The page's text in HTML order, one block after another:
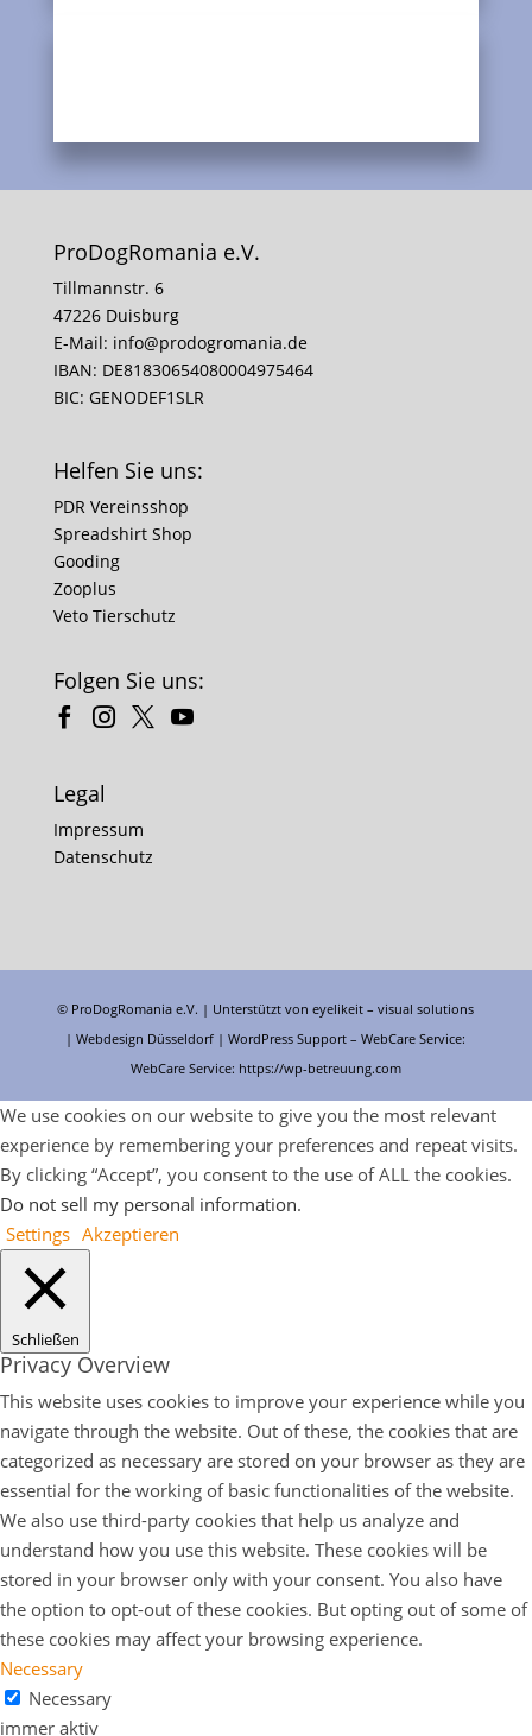
ProDogRomania e.V.
Tillmannstr. 6
47226 Duisburg
E-Mail: info@prodogromania.de
IBAN: DE81830654080004975464
BIC: GENODEF1SLR
Helfen Sie uns:
PDR Vereinsshop
Spreadshirt Shop
Gooding
Zooplus
Veto Tierschutz
Folgen Sie uns:
Legal
Impressum
Datenschutz
© ProDogRomania e.V. | Unterstützt voneyelikeit – visual solutions
| Webdesign Düsseldorf |WordPress Support – WebCare Service:
WebCare Service: https://wp-betreuung.com
We use cookies on our website to give you the most relevant
experience by remembering your preferences and repeat visits.
By clicking “Accept”, you consent to the use of ALL the cookies.
Do not sell my personal information.
Settings Akzeptieren
Schließen
Privacy Overview
This website uses cookies to improve your experience while you
navigate through the website. Out of these, the cookies that are
categorized as necessary are stored on your browser as they are
essential for the working of basic functionalities of the website.
We also use third-party cookies that help us analyze and
understand how you use this website. These cookies will be
stored in your browser only with your consent. You also have
the option to opt-out of these cookies. But opting out of some of
these cookies may affect your browsing experience.
Necessary
Necessary
immer aktiv